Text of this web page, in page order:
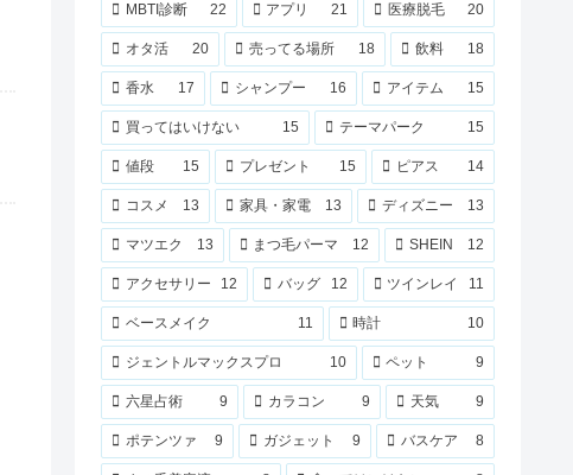
MBTI診断 22 アプリ 21 医療脱毛 20
オタ活 20 売ってる場所 18 飲料 18
香水 17 シャンプー 16 アイテム 15
買ってはいけない 15 テーマパーク 15
値段 15 プレゼント 15 ピアス 14
コスメ 13 家具・家電 13 ディズニー 13
マツエク 13 まつ毛パーマ 12 SHEIN 12
アクセサリー 12 バッグ 12 ツインレイ 11
ベースメイク 11 時計 10
ジェントルマックスプロ 10 ペット 9
六星占術 9 カラコン 9 天気 9
ポテンツァ 9 ガジェット 9 バスケア 8